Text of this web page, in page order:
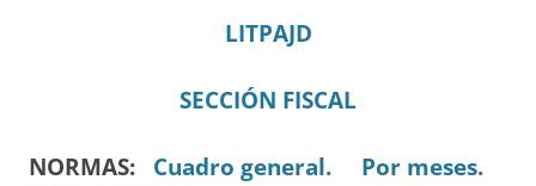
LITPAJD
SECCIÓN FISCAL
NORMAS: Cuadro general.
Por meses.